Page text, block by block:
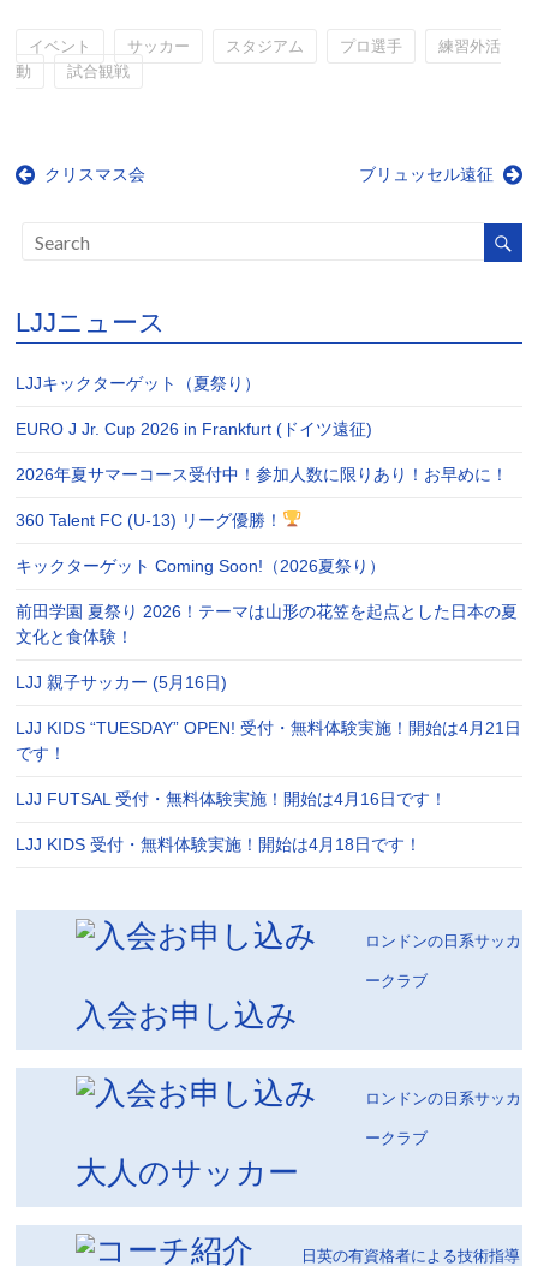
イベント サッカー スタジアム プロ選手
練習外活
動
試合観戦
クリスマス会 ブリュッセル遠征
LJJニュース
LJJキックターゲット（夏祭り）
EURO J Jr. Cup 2026 in Frankfurt (ドイツ遠征)
2026年夏サマーコース受付中！参加人数に限りあり！お早めに！
360 Talent FC (U-13) リーグ優勝！
キックターゲット Coming Soon!（2026夏祭り）
前田学園 夏祭り 2026！テーマは山形の花笠を起点とした日本の夏
文化と食体験！
LJJ 親子サッカー (5月16日)
LJJ KIDS “TUESDAY” OPEN! 受付・無料体験実施！開始は4月21日
です！
LJJ FUTSAL 受付・無料体験実施！開始は4月16日です！
LJJ KIDS 受付・無料体験実施！開始は4月18日です！
ロンドンの日系サッカ
ークラブ
入会お申し込み
ロンドンの日系サッカ
ークラブ
大人のサッカー
日英の有資格者による技術指導